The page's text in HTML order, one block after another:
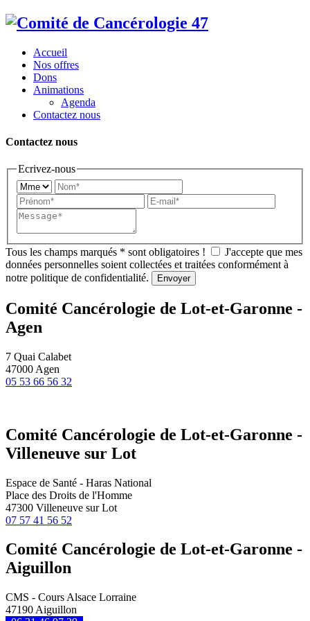
Accueil
Nos offres
Dons
Animations
Agenda
Contactez nous
Contactez nous
Ecrivez-nous
Tous les champs marqués * sont obligatoires !
J'accepte que mes
données personnelles soient collectées et traitées conformément à
notre politique de confidentialité.
Comité Cancérologie de Lot-et-Garonne -
Agen
7 Quai Calabet
47000 Agen
05 53 66 56 32
Comité Cancérologie de Lot-et-Garonne -
Villeneuve sur Lot
Espace de Santé - Haras National
Place des Droits de l'Homme
47300 Villeneuve sur Lot
07 57 41 56 52
Comité Cancérologie de Lot-et-Garonne -
Aiguillon
CMS - Cours Alsace Lorraine
47190 Aiguillon